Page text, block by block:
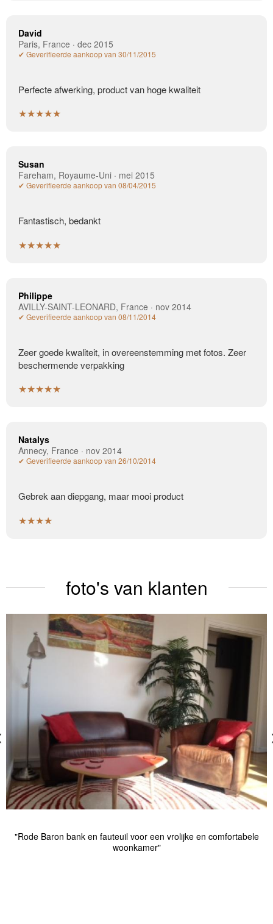
David
Paris, France · dec 2015
✔ Geverifieerde aankoop van 30/11/2015
Perfecte afwerking, product van hoge kwaliteit
★★★★★
Susan
Fareham, Royaume-Uni · mei 2015
✔ Geverifieerde aankoop van 08/04/2015
Fantastisch, bedankt
★★★★★
Philippe
AVILLY-SAINT-LEONARD, France · nov 2014
✔ Geverifieerde aankoop van 08/11/2014
Zeer goede kwaliteit, in overeenstemming met fotos. Zeer
beschermende verpakking
★★★★★
Natalys
Annecy, France · nov 2014
✔ Geverifieerde aankoop van 26/10/2014
Gebrek aan diepgang, maar mooi product
★★★★
foto's van klanten
"Rode Baron bank en fauteuil voor een vrolijke en comfortabele
woonkamer"